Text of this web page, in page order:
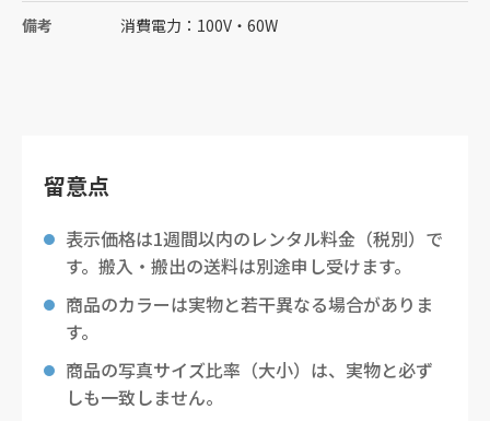
備考 消費電力：100V・60W
留意点
表示価格は1週間以内のレンタル料金（税別）で
す。搬入・搬出の送料は別途申し受けます。
商品のカラーは実物と若干異なる場合がありま
す。
商品の写真サイズ比率（大小）は、実物と必ず
しも一致しません。